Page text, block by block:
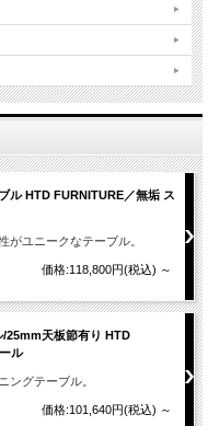
ル HTD FURNITURE／無垢 ス
がユニークなテーブル。
価格:118,800円(税込) ～
25mm天板節有り HTD
ル
ングテーブル。
価格:101,640円(税込) ～